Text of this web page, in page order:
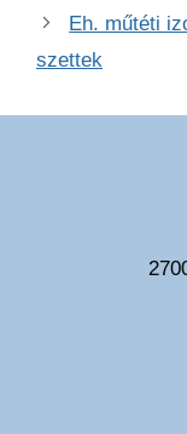
Eh. műtéti
szettek